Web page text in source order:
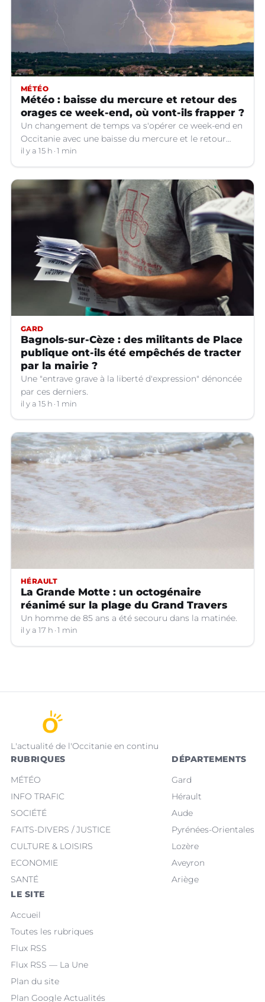
MÉTÉO
Météo : baisse du mercure et retour des
orages ce week-end, où vont-ils frapper ?
Un changement de temps va s'opérer ce week-end en
Occitanie avec une baisse du mercure et le retour
d'orages dans certains départements.
il y a 15 h 1 min
GARD
Bagnols-sur-Cèze : des militants de Place
publique ont-ils été empêchés de tracter
par la mairie ?
Une "entrave grave à la liberté d'expression" dénoncée
par ces derniers.
il y a 15 h 1 min
HÉRAULT
La Grande Motte : un octogénaire
réanimé sur la plage du Grand Travers
Un homme de 85 ans a été secouru dans la matinée.
il y a 17 h 1 min
L'actualité de l'Occitanie en continu
RUBRIQUES
MÉTÉO
INFO TRAFIC
SOCIÉTÉ
FAITS-DIVERS / JUSTICE
CULTURE & LOISIRS
ECONOMIE
SANTÉ
DÉPARTEMENTS
Gard
Hérault
Aude
Pyrénées-Orientales
Lozère
Aveyron
Ariège
LE SITE
Accueil
Toutes les rubriques
Flux RSS
Flux RSS — La Une
Plan du site
Plan Google Actualités